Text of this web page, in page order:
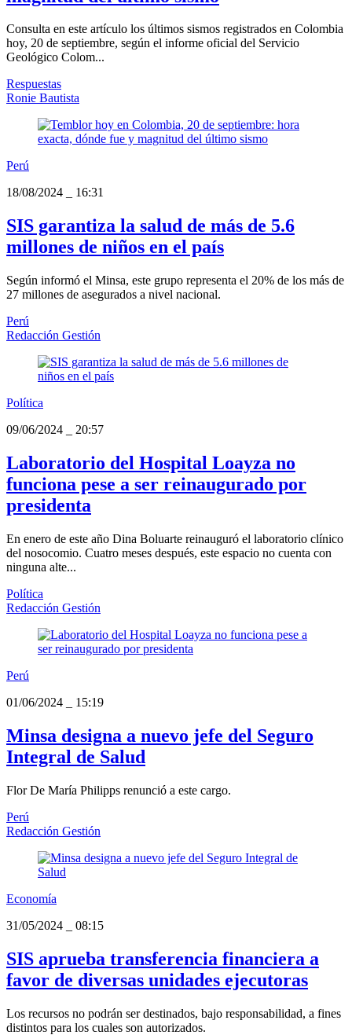
Consulta en este artículo los últimos sismos registrados en Colombia
hoy, 20 de septiembre, según el informe oficial del Servicio
Geológico Colom...
Respuestas
Ronie Bautista
Perú
18/08/2024
16:31
SIS garantiza la salud de más de 5.6
millones de niños en el país
Según informó el Minsa, este grupo representa el 20% de los más de
27 millones de asegurados a nivel nacional.
Perú
Redacción Gestión
Política
09/06/2024
20:57
Laboratorio del Hospital Loayza no
funciona pese a ser reinaugurado por
presidenta
En enero de este año Dina Boluarte reinauguró el laboratorio clínico
del nosocomio. Cuatro meses después, este espacio no cuenta con
ninguna alte...
Política
Redacción Gestión
Perú
01/06/2024
15:19
Minsa designa a nuevo jefe del Seguro
Integral de Salud
Flor De María Philipps renunció a este cargo.
Perú
Redacción Gestión
Economía
31/05/2024
08:15
SIS aprueba transferencia financiera a
favor de diversas unidades ejecutoras
Los recursos no podrán ser destinados, bajo responsabilidad, a fines
distintos para los cuales son autorizados.